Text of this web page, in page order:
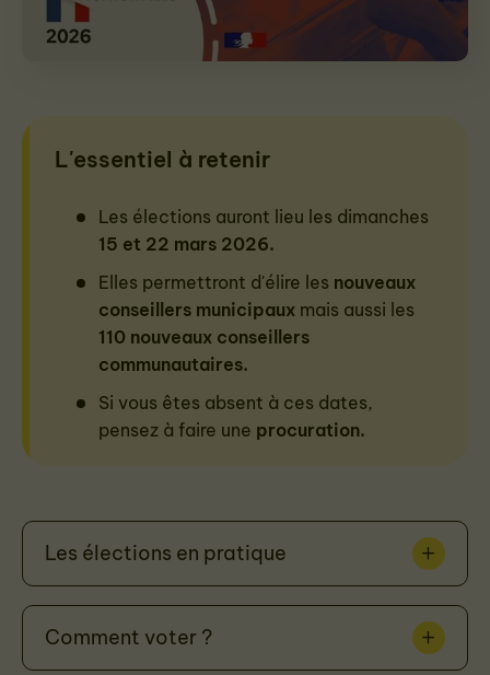
L'essentiel à retenir
Les élections auront lieu les dimanches
15 et 22 mars 2026.
Elles permettront d'élire les nouveaux
conseillers municipaux mais aussi les
110 nouveaux conseillers
communautaires.
Si vous êtes absent à ces dates,
pensez à faire une procuration.
Les élections en pratique
Comment voter ?